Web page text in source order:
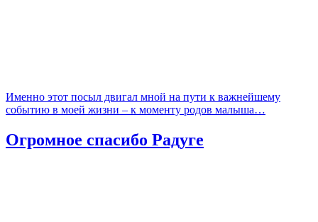
Именно этот посыл двигал мной на пути к важнейшему
событию в моей жизни – к моменту родов малыша…
Огромное спасибо Радуге